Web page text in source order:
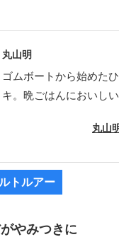
丸山明
ゴムボートから始めた
キ。晩ごはんにおいし
丸山
トルアー
やみつきに